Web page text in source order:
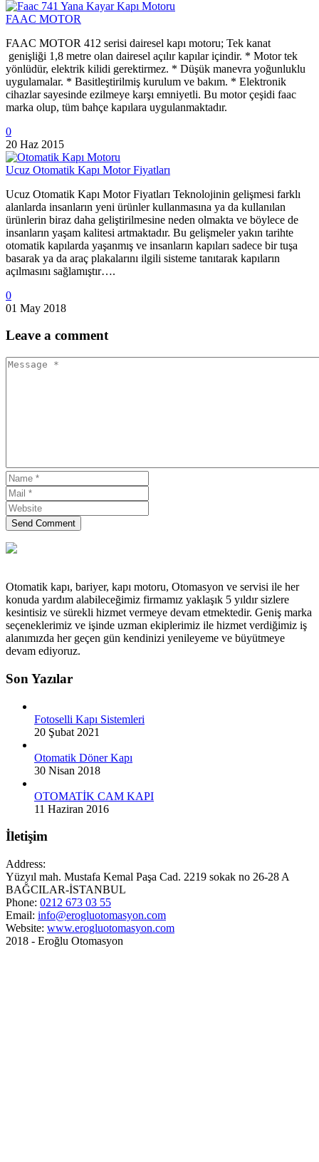
FAAC MOTOR
FAAC MOTOR 412 serisi dairesel kapı motoru; Tek kanat
genişliği 1,8 metre olan dairesel açılır kapılar içindir. * Motor tek
yönlüdür, elektrik kilidi gerektirmez. * Düşük manevra yoğunluklu
uygulamalar. * Basitleştirilmiş kurulum ve bakım. * Elektronik
cihazlar sayesinde ezilmeye karşı emniyetli. Bu motor çeşidi faac
marka olup, tüm bahçe kapılara uygulanmaktadır.
0
20 Haz 2015
Ucuz Otomatik Kapı Motor Fiyatları
Ucuz Otomatik Kapı Motor Fiyatları Teknolojinin gelişmesi farklı
alanlarda insanların yeni ürünler kullanmasına ya da kullanılan
ürünlerin biraz daha geliştirilmesine neden olmakta ve böylece de
insanların yaşam kalitesi artmaktadır. Bu gelişmeler yakın tarihte
otomatik kapılarda yaşanmış ve insanların kapıları sadece bir tuşa
basarak ya da araç plakalarını ilgili sisteme tanıtarak kapıların
açılmasını sağlamıştır….
0
01 May 2018
Leave a comment
Send Comment
Otomatik kapı, bariyer, kapı motoru, Otomasyon ve servisi ile her
konuda yardım alabileceğimiz firmamız yaklaşık 5 yıldır sizlere
kesintisiz ve sürekli hizmet vermeye devam etmektedir. Geniş marka
seçeneklerimiz ve işinde uzman ekiplerimiz ile hizmet verdiğimiz iş
alanımızda her geçen gün kendinizi yenileyeme ve büyütmeye
devam ediyoruz.
Son Yazılar
Fotoselli Kapı Sistemleri
20 Şubat 2021
Otomatik Döner Kapı
30 Nisan 2018
OTOMATİK CAM KAPI
11 Haziran 2016
İletişim
Address:
Yüzyıl mah. Mustafa Kemal Paşa Cad. 2219 sokak no 26-28 A
BAĞCILAR-İSTANBUL
Phone: 0212 673 03 55
Email: info@erogluotomasyon.com
Website: www.erogluotomasyon.com
2018 - Eroğlu Otomasyon